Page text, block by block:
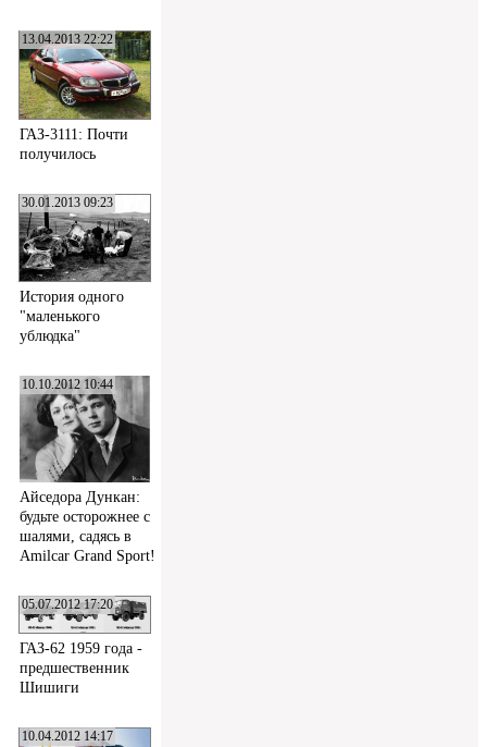
13.04.2013 22:22
ГАЗ-3111: Почти
получилось
30.01.2013 09:23
История одного
"маленького
ублюдка"
10.10.2012 10:44
Айседора Дункан:
будьте осторожнее с
шалями, садясь в
Amilcar Grand Sport!
05.07.2012 17:20
ГАЗ-62 1959 года -
предшественник
Шишиги
10.04.2012 14:17